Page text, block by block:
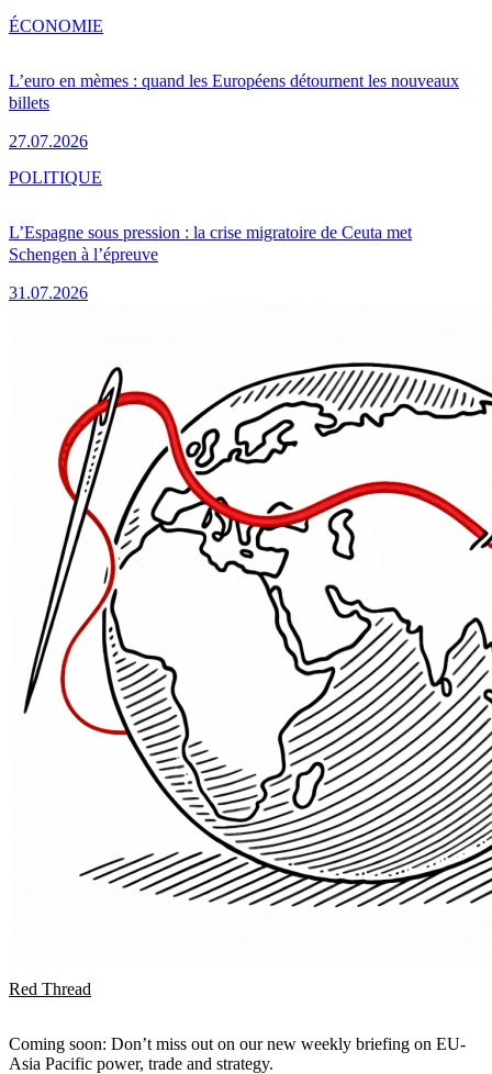
L’euro en mèmes : quand les Européens détournent les nouveaux
billets
27.07.2026
ÉCONOMIE
L’Espagne sous pression : la crise migratoire de Ceuta met
Schengen à l’épreuve
31.07.2026
POLITIQUE
Red Thread
Coming soon: Don’t miss out on our new weekly briefing on EU-
Asia Pacific power, trade and strategy.